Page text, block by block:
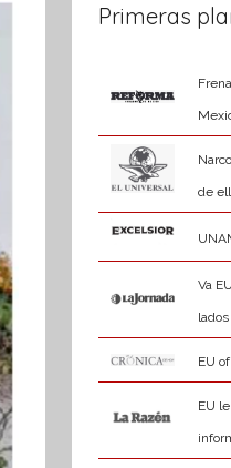
Primeras
de
Va
EU
EU